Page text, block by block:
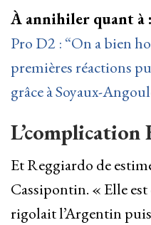
À annihiler quant à :
Pro D2 : “On a bien
premières réactions
grâce à Soyaux-
L’complication
Et Reggiardo de
Cassipontin. « Elle est
rigolait l’Argentin